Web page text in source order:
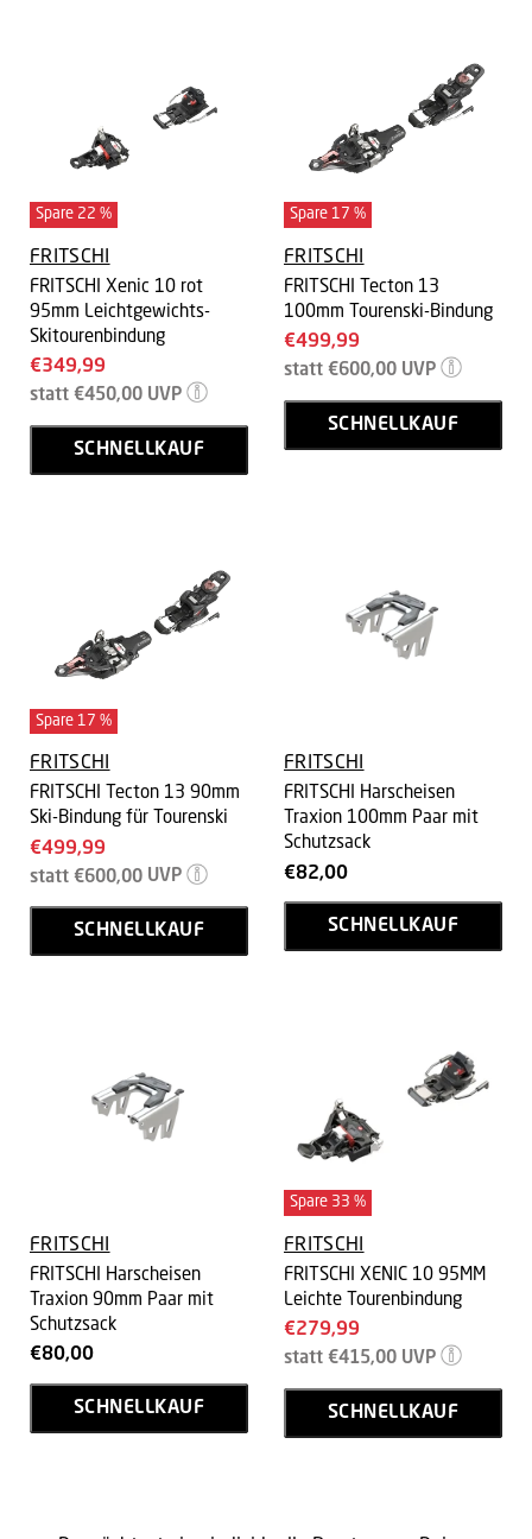
Spare 22 %
FRITSCHI
FRITSCHI Xenic 10 rot
95mm Leichtgewichts-
Skitourenbindung
Aktueller
Preis
€349,99
Ursprünglicher
statt €450,00 UVP
SCHNELLKAUF
Spare 17 %
FRITSCHI
FRITSCHI Tecton 13
100mm Tourenski-Bindung
Aktueller
Preis
€499,99
Ursprünglicher
statt €600,00 UVP
SCHNELLKAUF
Spare 17 %
FRITSCHI
FRITSCHI Tecton 13 90mm
Ski-Bindung für Tourenski
Aktueller
Preis
€499,99
Ursprünglicher
statt €600,00 UVP
SCHNELLKAUF
FRITSCHI
FRITSCHI Harscheisen
Traxion 100mm Paar mit
Schutzsack
€82,00
SCHNELLKAUF
FRITSCHI
FRITSCHI Harscheisen
Traxion 90mm Paar mit
Schutzsack
€80,00
SCHNELLKAUF
Spare 33 %
FRITSCHI
FRITSCHI XENIC 10 95MM
Leichte Tourenbindung
Aktueller
Preis
€279,99
Ursprünglicher
statt €415,00 UVP
SCHNELLKAUF